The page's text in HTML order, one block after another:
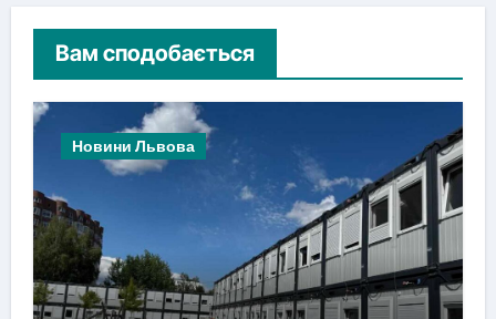
Вам сподобається
Новини Львова